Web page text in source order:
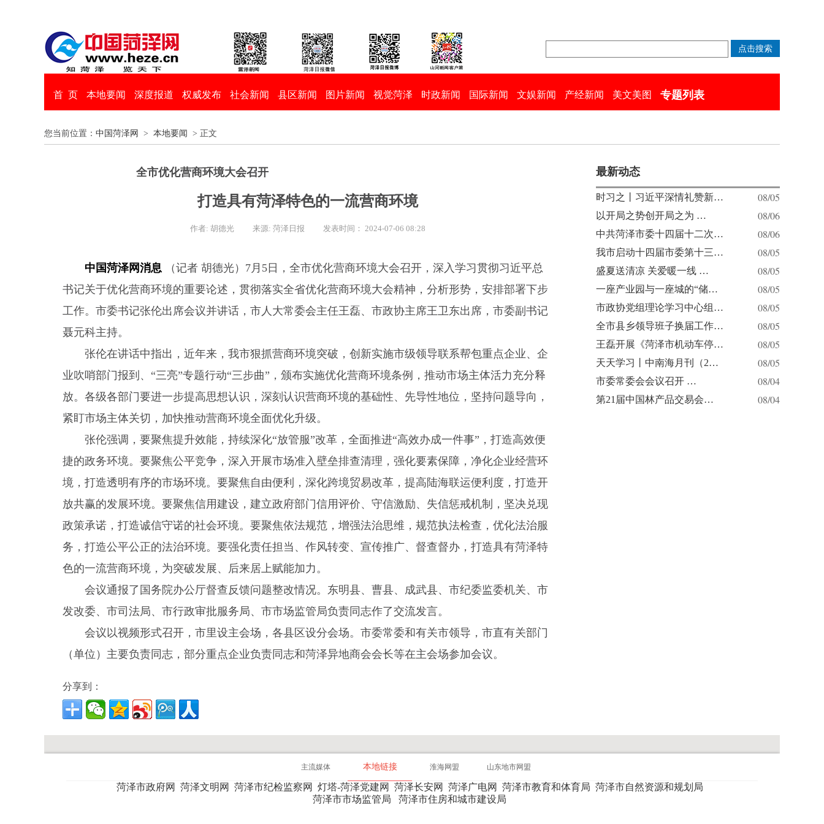
首 页 本地要闻 深度报道 权威发布 社会新闻 县区新闻 图片新闻 视觉菏泽 时政新闻 国际新闻 文娱新闻 产经新闻 美文美图 专题列表
您当前位置： 中国菏泽网 > 本地要闻 > 正文
全市优化营商环境大会召开
打造具有菏泽特色的一流营商环境
作者: 胡德光 来源: 菏泽日报 发表时间： 2024-07-06 08:28
中国菏泽网消息 （记者 胡德光）7月5日，全市优化营商环境大会召开，深入学习贯彻习近平总
书记关于优化营商环境的重要论述，贯彻落实全省优化营商环境大会精神，分析形势，安排部署下步
工作。市委书记张伦出席会议并讲话，市人大常委会主任王磊、市政协主席王卫东出席，市委副书记
聂元科主持。
张伦在讲话中指出，近年来，我市狠抓营商环境突破，创新实施市级领导联系帮包重点企业、企
业吹哨部门报到、“三亮”专题行动“三步曲”，颁布实施优化营商环境条例，推动市场主体活力充分释
放。各级各部门要进一步提高思想认识，深刻认识营商环境的基础性、先导性地位，坚持问题导向，
紧盯市场主体关切，加快推动营商环境全面优化升级。
张伦强调，要聚焦提升效能，持续深化“放管服”改革，全面推进“高效办成一件事”，打造高效便
捷的政务环境。要聚焦公平竞争，深入开展市场准入壁垒排查清理，强化要素保障，净化企业经营环
境，打造透明有序的市场环境。要聚焦自由便利，深化跨境贸易改革，提高陆海联运便利度，打造开
放共赢的发展环境。要聚焦信用建设，建立政府部门信用评价、守信激励、失信惩戒机制，坚决兑现
政策承诺，打造诚信守诺的社会环境。要聚焦依法规范，增强法治思维，规范执法检查，优化法治服
务，打造公平公正的法治环境。要强化责任担当、作风转变、宣传推广、督查督办，打造具有菏泽特
色的一流营商环境，为突破发展、后来居上赋能加力。
会议通报了国务院办公厅督查反馈问题整改情况。东明县、曹县、成武县、市纪委监委机关、市
发改委、市司法局、市行政审批服务局、市市场监管局负责同志作了交流发言。
会议以视频形式召开，市里设主会场，各县区设分会场。市委常委和有关市领导，市直有关部门
（单位）主要负责同志，部分重点企业负责同志和菏泽异地商会会长等在主会场参加会议。
分享到：
最新动态
时习之丨习近平深情礼赞新… 08/05
以开局之势创开局之为 … 08/06
中共菏泽市委十四届十二次… 08/06
我市启动十四届市委第十三… 08/05
盛夏送清凉 关爱暖一线 … 08/05
一座产业园与一座城的“储… 08/05
市政协党组理论学习中心组… 08/05
全市县乡领导班子换届工作… 08/05
王磊开展《菏泽市机动车停… 08/05
天天学习丨中南海月刊（2… 08/05
市委常委会会议召开 … 08/04
第21届中国林产品交易会… 08/04
主流媒体 本地链接 淮海网盟 山东地市网盟
菏泽市政府网 菏泽文明网 菏泽市纪检监察网 灯塔-菏泽党建网 菏泽长安网 菏泽广电网 菏泽市教育和体育局 菏泽市自然资源和规划局
菏泽市市场监管局
菏泽市住房和城市建设局